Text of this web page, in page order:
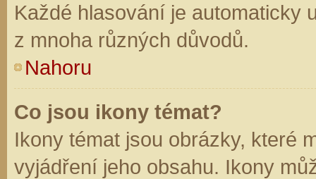
Každé hlasování je automaticky
z mnoha různých důvodů.
Nahoru
Co jsou ikony témat?
Ikony témat jsou obrázky, které
vyjádření jeho obsahu. Ikony